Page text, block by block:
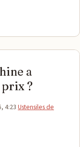
a
?
4:23 Ustensiles de